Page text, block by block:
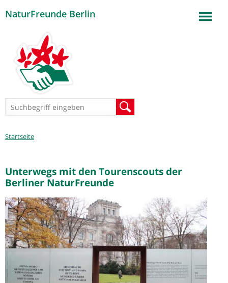
NaturFreunde Berlin
Suchformular
Sie
Startseite
Unterwegs mit den Tourenscouts der
Berliner NaturFreunde